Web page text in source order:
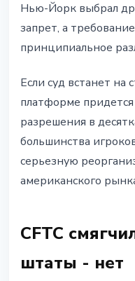
Нью-Йорк выбрал
запрет, а
принципиальное
Если суд встанет на
платформе
разрешения в
большинства
серьезную
американского
CFTC
штаты - нет